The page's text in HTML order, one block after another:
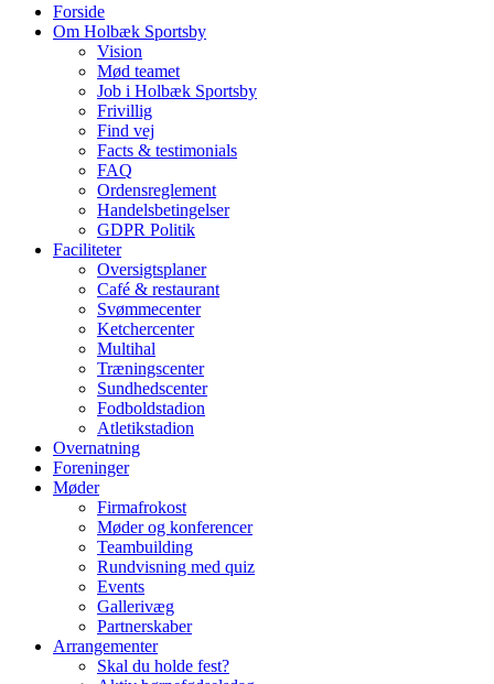
Forside
Om Holbæk Sportsby
Vision
Mød teamet
Job i Holbæk Sportsby
Frivillig
Find vej
Facts & testimonials
FAQ
Ordensreglement
Handelsbetingelser
GDPR Politik
Faciliteter
Oversigtsplaner
Café & restaurant
Svømmecenter
Ketchercenter
Multihal
Træningscenter
Sundhedscenter
Fodboldstadion
Atletikstadion
Overnatning
Foreninger
Møder
Firmafrokost
Møder og konferencer
Teambuilding
Rundvisning med quiz
Events
Gallerivæg
Partnerskaber
Arrangementer
Skal du holde fest?